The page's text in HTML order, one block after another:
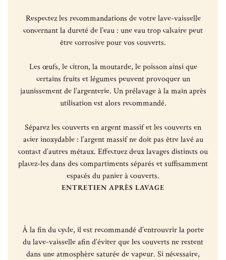
Respectez les recommandations de votre lave-vaisselle
concernant la dureté de l’eau : une eau trop calcaire peut
être corrosive pour vos couverts.
Les œufs, le citron, la moutarde, le poisson ainsi que
certains fruits et légumes peuvent provoquer un
jaunissement de l’argenterie. Un prélavage à la main après
utilisation est alors recommandé.
Séparez les couverts en argent massif et les couverts en
acier inoxydable : l’argent massif ne doit pas être lavé au
contact d’autres métaux. Effectuez deux lavages distincts ou
placez-les dans des compartiments séparés et suffisamment
espacés du panier à couverts.
ENTRETIEN APRÈS LAVAGE
À la fin du cycle, il est recommandé d’entrouvrir la porte
du lave-vaisselle afin d’éviter que les couverts ne restent
dans une atmosphère saturée de vapeur. Si nécessaire,